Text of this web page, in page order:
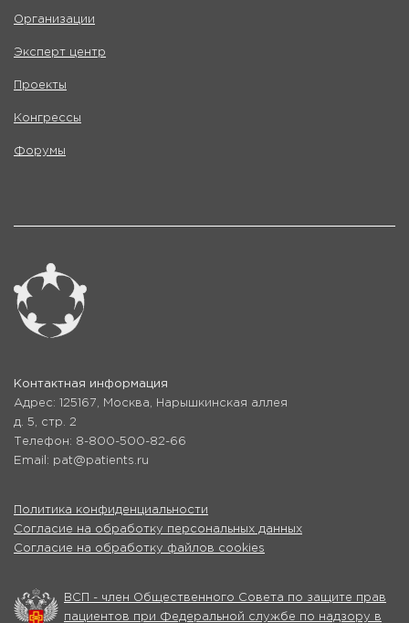
Организации
Эксперт центр
Проекты
Конгрессы
Форумы
Контактная информация
Адрес: 125167, Москва, Нарышкинская аллея
д. 5, стр. 2
Телефон: 8-800-500-82-66
Email: pat@patients.ru
Политика конфиденциальности
Согласие на обработку персональных данных
Согласие на обработку файлов cookies
ВСП - член Общественного Совета по защите прав
пациентов при Федеральной службе по надзору в